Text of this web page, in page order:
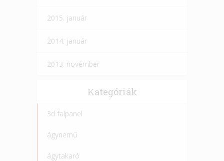
2015. január
2014. január
2013. november
Kategóriák
3d falpanel
ágynemű
ágytakaró